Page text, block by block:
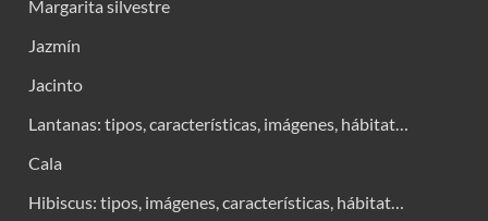
Margarita silvestre
Jazmín
Jacinto
Lantanas: tipos, características, imágenes, hábitat…
Cala
Hibiscus: tipos, imágenes, características, hábitat…